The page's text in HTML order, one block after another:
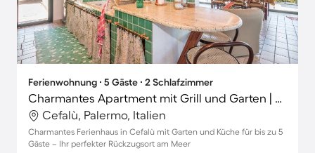
Ferienwohnung ∙ 5 Gäste ∙ 2 Schlafzimmer
Charmantes Apartment mit Grill und Garten | Haustiere sind willkommen
Cefalù, Palermo, Italien
Charmantes Ferienhaus in Cefalù mit Garten und Küche für bis zu 5
Gäste – Ihr perfekter Rückzugsort am Meer